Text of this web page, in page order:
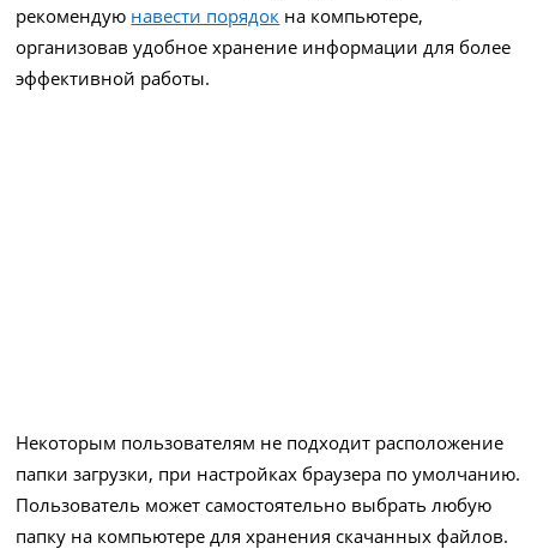
рекомендую навести порядок на компьютере,
организовав удобное хранение информации для более
эффективной работы.
Некоторым пользователям не подходит расположение
папки загрузки, при настройках браузера по умолчанию.
Пользователь может самостоятельно выбрать любую
папку на компьютере для хранения скачанных файлов.